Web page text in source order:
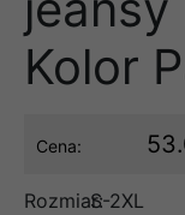
Kolor
Cena:
Rozmiar:S-2XL